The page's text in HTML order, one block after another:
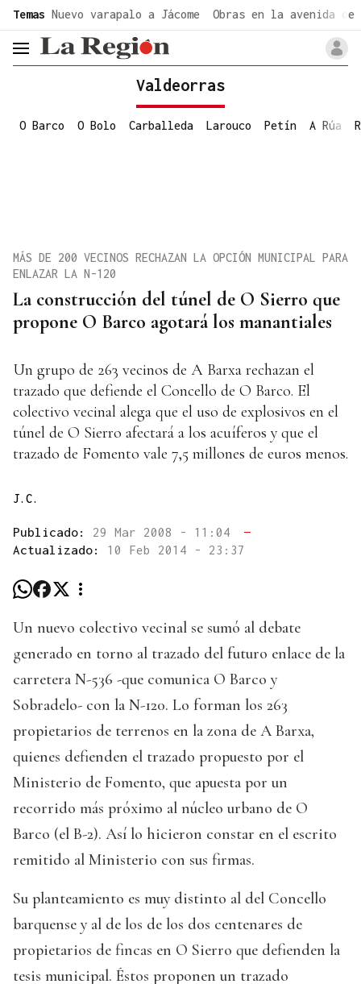
Temas Nuevo varapalo a Jácome Obras en la avenida de
header.menu.open
Valdeorras
O Barco O Bolo Carballeda Larouco Petín A Rúa
La construcción del túnel de O Sierro que
propone O Barco agotará los manantiales
MÁS DE 200 VECINOS RECHAZAN LA OPCIÓN MUNICIPAL PARA
ENLAZAR LA N-120
Un grupo de 263 vecinos de A Barxa rechazan el
trazado que defiende el Concello de O Barco. El
colectivo vecinal alega que el uso de explosivos en el
túnel de O Sierro afectará a los acuíferos y que el
trazado de Fomento vale 7,5 millones de euros menos.
J.C.
Publicado: 29 Mar 2008 - 11:04
—
Actualizado: 10 Feb 2014 - 23:37
Un nuevo colectivo vecinal se sumó al debate
generado en torno al trazado del futuro enlace de la
carretera N-536 -que comunica O Barco y
Sobradelo- con la N-120. Lo forman los 263
propietarios de terrenos en la zona de A Barxa,
quienes defienden el trazado propuesto por el
Ministerio de Fomento, que apuesta por un
recorrido más próximo al núcleo urbano de O
Barco (el B-2). Así lo hicieron constar en el escrito
remitido al Ministerio con sus firmas.
Su planteamiento es muy distinto al del Concello
barquense y al de los de los dos centenares de
propietarios de fincas en O Sierro que defienden la
tesis municipal. Éstos proponen un trazado